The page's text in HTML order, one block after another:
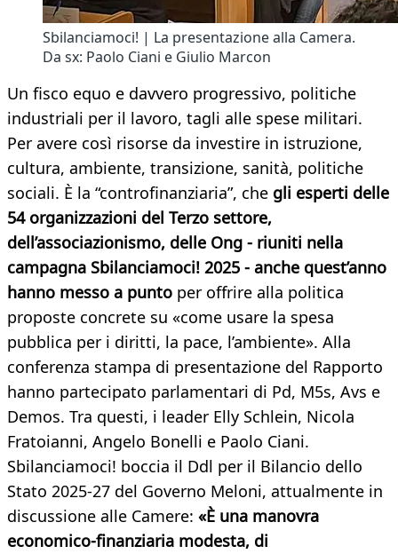
Sbilanciamoci! | La presentazione alla Camera.
Da sx: Paolo Ciani e Giulio Marcon
Un fisco equo e davvero progressivo, politiche
industriali per il lavoro, tagli alle spese militari.
Per avere così risorse da investire in istruzione,
cultura, ambiente, transizione, sanità, politiche
sociali. È la “controfinanziaria”, che gli esperti delle
54 organizzazioni del Terzo settore,
dell’associazionismo, delle Ong - riuniti nella
campagna Sbilanciamoci! 2025 - anche quest’anno
hanno messo a punto per offrire alla politica
proposte concrete su «come usare la spesa
pubblica per i diritti, la pace, l’ambiente». Alla
conferenza stampa di presentazione del Rapporto
hanno partecipato parlamentari di Pd, M5s, Avs e
Demos. Tra questi, i leader Elly Schlein, Nicola
Fratoianni, Angelo Bonelli e Paolo Ciani.
Sbilanciamoci! boccia il Ddl per il Bilancio dello
Stato 2025-27 del Governo Meloni, attualmente in
discussione alle Camere: «È una manovra
economico-finanziaria modesta, di